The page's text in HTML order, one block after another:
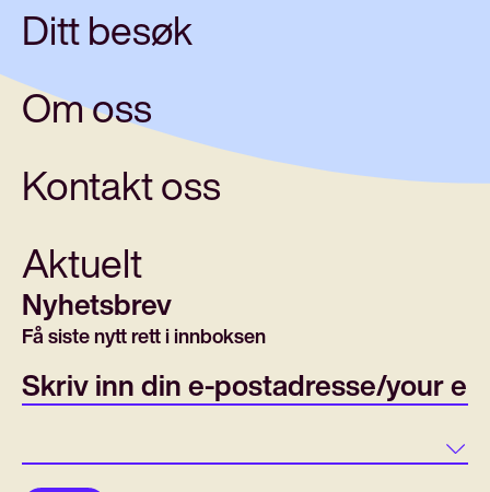
Ditt besøk
Om oss
Kontakt oss
Aktuelt
Nyhetsbrev
Få siste nytt rett i innboksen
E-post/email